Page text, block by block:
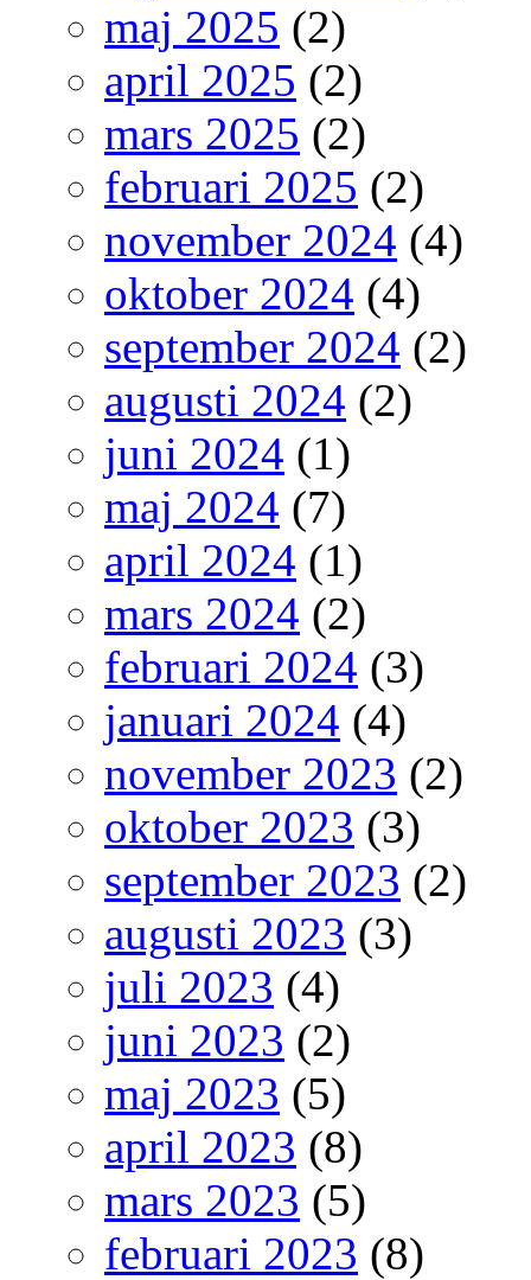
maj 2025 (2)
april 2025 (2)
mars 2025 (2)
februari 2025 (2)
november 2024 (4)
oktober 2024 (4)
september 2024 (2)
augusti 2024 (2)
juni 2024 (1)
maj 2024 (7)
april 2024 (1)
mars 2024 (2)
februari 2024 (3)
januari 2024 (4)
november 2023 (2)
oktober 2023 (3)
september 2023 (2)
augusti 2023 (3)
juli 2023 (4)
juni 2023 (2)
maj 2023 (5)
april 2023 (8)
mars 2023 (5)
februari 2023 (8)